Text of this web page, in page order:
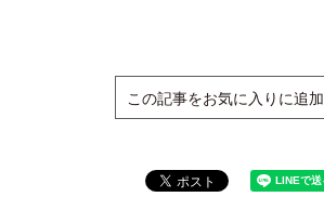
この記事をお気に入りに追加